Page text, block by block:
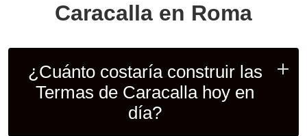
Caracalla en Roma
¿Cuánto costaría construir las
Termas de Caracalla hoy en
día?